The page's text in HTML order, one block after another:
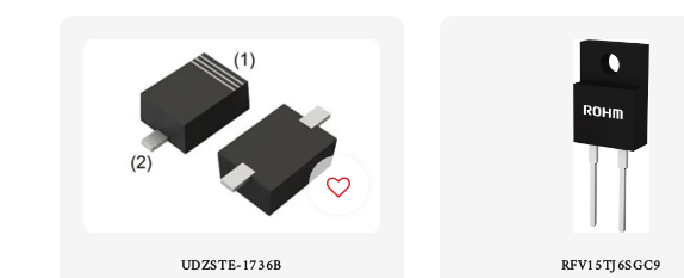
UDZSTE-1736B RFV15TJ6SGC9